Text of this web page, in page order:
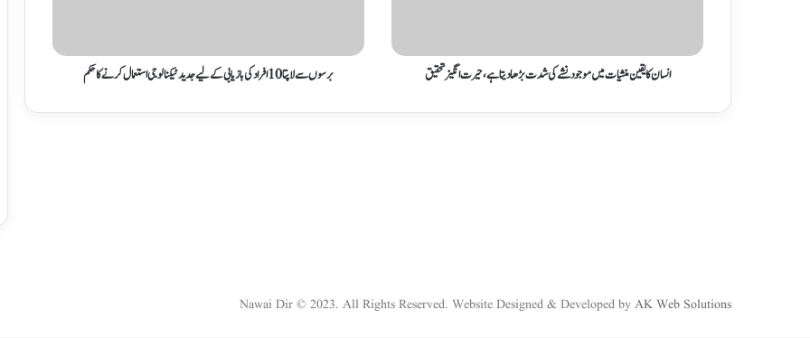
انسان کا یقین منشیات میں موجود نشے کی شدت بڑھا دیتا ہے، حیرت انگیز تحقیق برسوں سے لاپتا 10 افراد کی بازیابی کے لیے جدید ٹیکنالوجی استعمال کرنے کا حکم
Nawai Dir © 2023. All Rights Reserved. Website Designed & Developed by AK Web Solutions